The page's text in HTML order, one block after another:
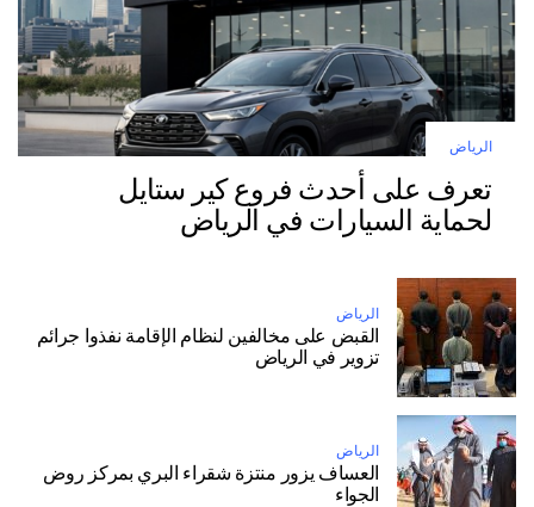
الرياض
تعرف على أحدث فروع كير ستايل
لحماية السيارات في الرياض
الرياض
القبض على مخالفين لنظام الإقامة نفذوا جرائم
تزوير في الرياض
الرياض
العساف يزور منتزة شقراء البري بمركز روض
الجواء